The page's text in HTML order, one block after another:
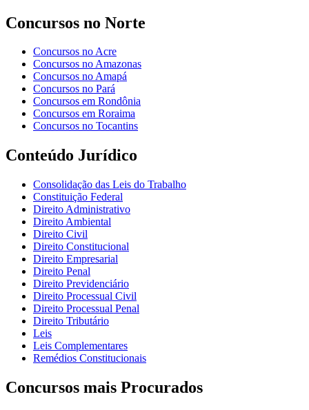
Concursos no Norte
Concursos no Acre
Concursos no Amazonas
Concursos no Amapá
Concursos no Pará
Concursos em Rondônia
Concursos em Roraima
Concursos no Tocantins
Conteúdo Jurídico
Consolidação das Leis do Trabalho
Constituição Federal
Direito Administrativo
Direito Ambiental
Direito Civil
Direito Constitucional
Direito Empresarial
Direito Penal
Direito Previdenciário
Direito Processual Civil
Direito Processual Penal
Direito Tributário
Leis
Leis Complementares
Remédios Constitucionais
Concursos mais Procurados